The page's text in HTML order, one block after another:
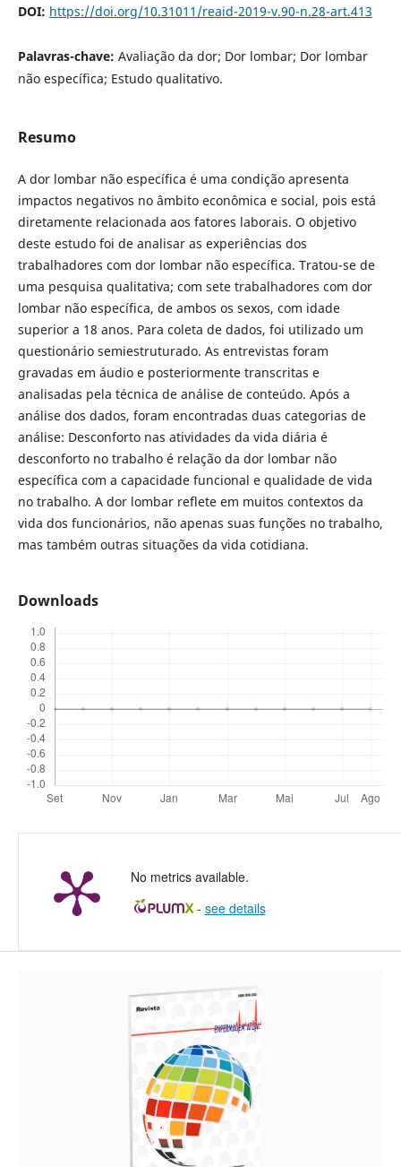
DOI: https://doi.org/10.31011/reaid-2019-v.90-n.28-art.413
Palavras-chave: Avaliação da dor; Dor lombar; Dor lombar
não específica; Estudo qualitativo.
Resumo
A dor lombar não específica é uma condição apresenta
impactos negativos no âmbito econômica e social, pois está
diretamente relacionada aos fatores laborais. O objetivo
deste estudo foi de analisar as experiências dos
trabalhadores com dor lombar não específica. Tratou-se de
uma pesquisa qualitativa; com sete trabalhadores com dor
lombar não específica, de ambos os sexos, com idade
superior a 18 anos. Para coleta de dados, foi utilizado um
questionário semiestruturado. As entrevistas foram
gravadas em áudio e posteriormente transcritas e
analisadas pela técnica de análise de conteúdo. Após a
análise dos dados, foram encontradas duas categorias de
análise: Desconforto nas atividades da vida diária é
desconforto no trabalho é relação da dor lombar não
específica com a capacidade funcional e qualidade de vida
no trabalho. A dor lombar reflete em muitos contextos da
vida dos funcionários, não apenas suas funções no trabalho,
mas também outras situações da vida cotidiana.
Downloads
No metrics available.
- see details